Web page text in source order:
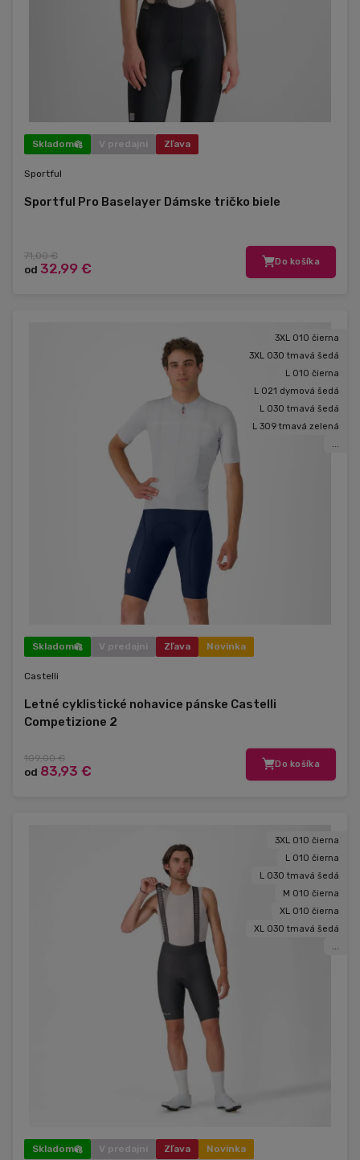
Skladom V predajni Zľava
Sportful
Sportful Pro Baselayer Dámske tričko biele
71,00 €
od 32,99 € Do košíka
3XL 010 čierna
3XL 030 tmavá šedá
L 010 čierna
L 021 dymová šedá
L 030 tmavá šedá
L 309 tmavá zelená
...
Skladom V predajni Zľava Novinka
Castelli
Letné cyklistické nohavice pánske Castelli
Competizione 2
109,00 €
od 83,93 € Do košíka
3XL 010 čierna
L 010 čierna
L 030 tmavá šedá
M 010 čierna
XL 010 čierna
XL 030 tmavá šedá
...
Skladom V predajni Zľava Novinka